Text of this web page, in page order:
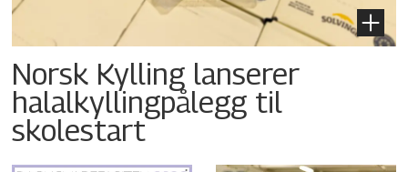
Norsk Kylling lanserer
halalkyllingpålegg til
skolestart